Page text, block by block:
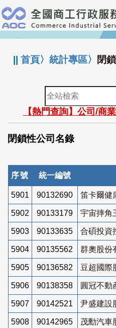
跳
到
主
要
:::
||首頁〉統計專區〉 閉
全
站
檢
索
【熱門查詢】公司/商
閉鎖性公司名錄
序號 統一編號
5901 90132690 笛卡爾健
5902 90133179 宇宙摔角
5903 90133635 合碩投資
5904 90135562 群奧股份
5905 90136582 豆超國際
5906 90138358 圓冠不動
5907 90142521 尹盛建設
5908 90142965 茂勳汽車